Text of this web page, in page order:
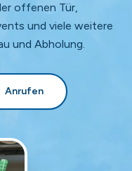
offenen Tür,
und viele weitere
und Abholung.
Anrufen